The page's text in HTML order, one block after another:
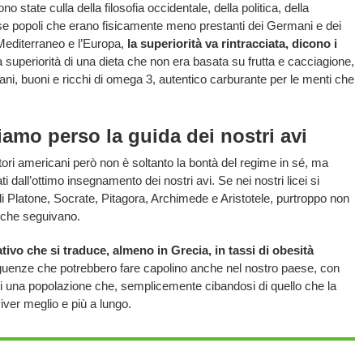
state culla della filosofia occidentale, della politica, della
popoli che erano fisicamente meno prestanti dei Germani e dei
e l’Europa, la superiorità va rintracciata, dicono i
superiorità di una dieta che non era basata su frutta e cacciagione,
buoni e ricchi di omega 3, autentico carburante per le menti che
perso la guida dei nostri avi
americani però non è soltanto la bontà del regime in sé, ma
dall’ottimo insegnamento dei nostri avi. Se nei nostri licei si
Platone, Socrate, Pitagora, Archimede e Aristotele, purtroppo non
seguivano.
che si traduce, almeno in Grecia, in tassi di obesità
che potrebbero fare capolino anche nel nostro paese, con
una popolazione che, semplicemente cibandosi di quello che la
meglio e più a lungo.